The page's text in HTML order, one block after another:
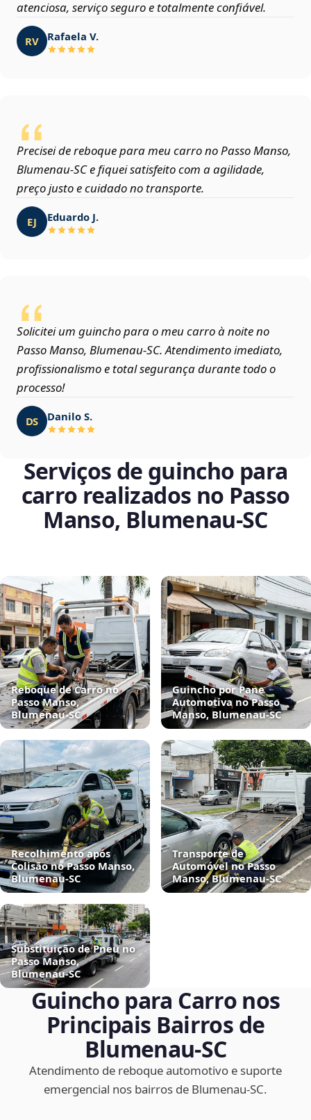
atenciosa, serviço seguro e totalmente confiável.
RV Rafaela V.
Precisei de reboque para meu carro no Passo Manso,
Blumenau‑SC e fiquei satisfeito com a agilidade,
preço justo e cuidado no transporte.
EJ Eduardo J.
Solicitei um guincho para o meu carro à noite no
Passo Manso, Blumenau‑SC. Atendimento imediato,
profissionalismo e total segurança durante todo o
processo!
DS Danilo S.
Serviços de guincho para
carro realizados no Passo
Manso, Blumenau‑SC
Reboque de Carro no
Passo Manso,
Blumenau‑SC
Guincho por Pane
Automotiva no Passo
Manso, Blumenau‑SC
Recolhimento após
Colisão no Passo Manso,
Blumenau‑SC
Transporte de
Automóvel no Passo
Manso, Blumenau‑SC
Substituição de Pneu no
Passo Manso,
Blumenau‑SC
Guincho para Carro nos
Principais Bairros de
Blumenau‑SC
Atendimento de reboque automotivo e suporte
emergencial nos bairros de Blumenau‑SC.